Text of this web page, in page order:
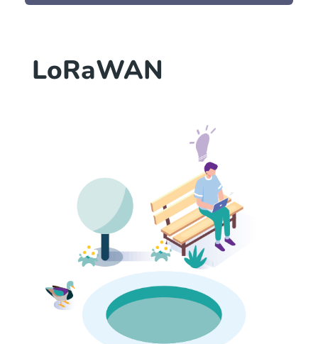
LoRaWAN